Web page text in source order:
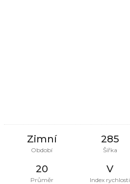
Zimní
Období
285
Šířka
20
Průměr
V
Index rychlosti